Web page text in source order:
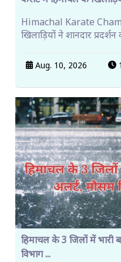
Himachal Karate
खिलाड़ियों ने शानदार
Aug. 10, 2026
हिमाचल के 3 जिलों में भारी
विभाग ...